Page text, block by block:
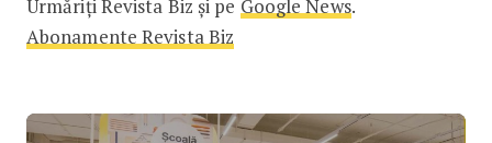
Urmăriți Revista Biz și pe Google News.
Abonamente Revista Biz